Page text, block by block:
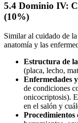
5.4 Dominio IV:
(10%)
Similar al cuidado de
anatomía y las
Estructura de
(placa, lecho,
Enfermedades
de condiciones
onicocriptosis).
en el salón y